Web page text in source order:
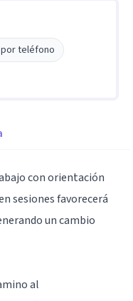
por teléfono
con orientación
sesiones favorecerá
un cambio
al